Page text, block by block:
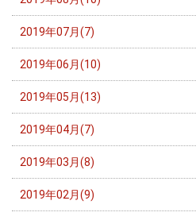
2019年07月(7)
2019年06月(10)
2019年05月(13)
2019年04月(7)
2019年03月(8)
2019年02月(9)